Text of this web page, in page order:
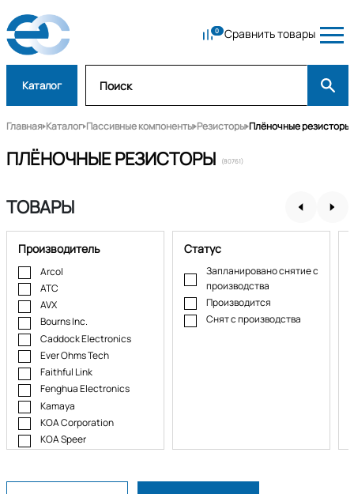
Сравнить товары
Каталог
Главная Каталог Пассивные компоненты Резисторы Плёночные резисторы
ПЛЁНОЧНЫЕ РЕЗИСТОРЫ (80761)
ТОВАРЫ
Производитель
Arcol
ATC
AVX
Bourns Inc.
Caddock Electronics
Ever Ohms Tech
Faithful Link
Fenghua Electronics
Kamaya
KOA Corporation
KOA Speer
Статус
Запланировано снятие с
производства
Производится
Снят с производства